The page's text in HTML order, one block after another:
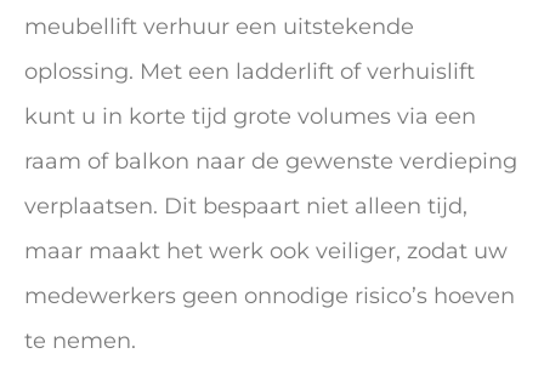
meubellift verhuur een uitstekende
oplossing. Met een ladderlift of verhuislift
kunt u in korte tijd grote volumes via een
raam of balkon naar de gewenste verdieping
verplaatsen. Dit bespaart niet alleen tijd,
maar maakt het werk ook veiliger, zodat uw
medewerkers geen onnodige risico’s hoeven
te nemen.